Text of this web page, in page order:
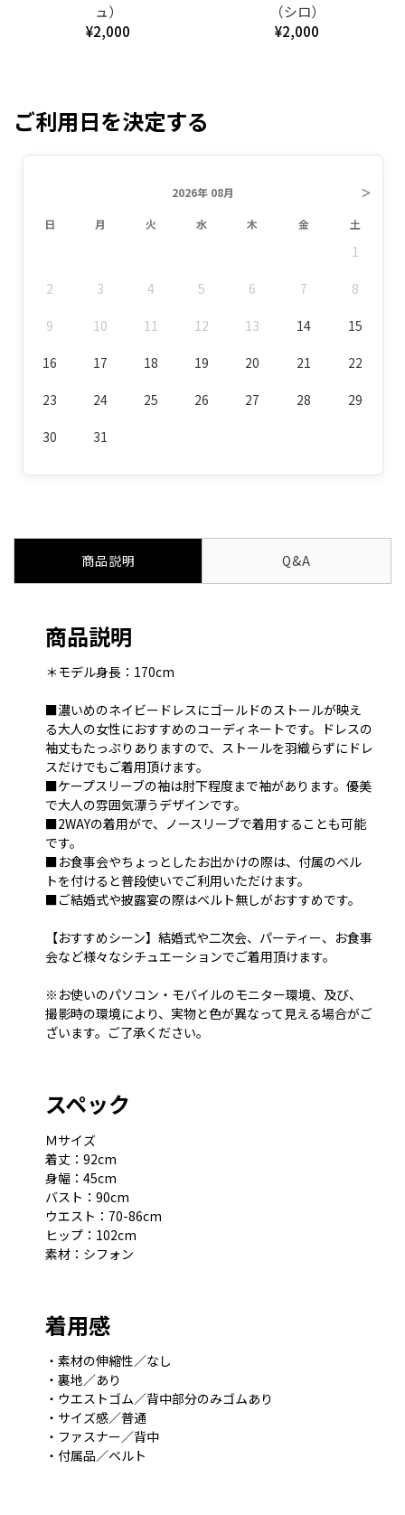
ュ）
¥2,000
（シロ）
¥2,000
ご利用日を決定する
2026年 08月 ＞
日 月 火 水 木 金 土
1
2 3 4 5 6 7 8
9 10 11 12 13 14 15
16 17 18 19 20 21 22
23 24 25 26 27 28 29
30 31
商品説明 Q&A
商品説明
＊モデル身長：170cm
■濃いめのネイビードレスにゴールドのストールが映え
る大人の女性におすすめのコーディネートです。ドレスの
袖丈もたっぷりありますので、ストールを羽織らずにドレ
スだけでもご着用頂けます。
■ケープスリーブの袖は肘下程度まで袖があります。優美
で大人の雰囲気漂うデザインです。
■2WAYの着用がで、ノースリーブで着用することも可能
です。
■お食事会やちょっとしたお出かけの際は、付属のベル
トを付けると普段使いでご利用いただけます。
■ご結婚式や披露宴の際はベルト無しがおすすめです。
【おすすめシーン】結婚式や二次会、パーティー、お食事
会など様々なシチュエーションでご着用頂けます。
※お使いのパソコン・モバイルのモニター環境、及び、
撮影時の環境により、実物と色が異なって見える場合がご
ざいます。ご了承ください。
スペック
Ｍサイズ
着丈：92cm
身幅：45cm
バスト：90cm
ウエスト：70-86cm
ヒップ：102cm
素材：シフォン
着用感
・素材の伸縮性／なし
・裏地／あり
・ウエストゴム／背中部分のみゴムあり
・サイズ感／普通
・ファスナー／背中
・付属品／ベルト